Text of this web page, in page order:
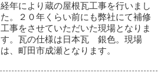
経年により蔵の屋根瓦工事を行いまし
た。２０年くらい前にも弊社にて補修
工事をさせていただいた現場となりま
す。瓦の仕様は日本瓦 銀色。現場
は、町田市成瀬となります。